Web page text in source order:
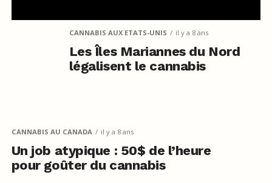
CANNABIS AUX ETATS-UNIS il y a 8 ans
Les Îles Mariannes du Nord
légalisent le cannabis
CANNABIS AU CANADA il y a 8 ans
Un job atypique : 50$ de l’heure
pour goûter du cannabis